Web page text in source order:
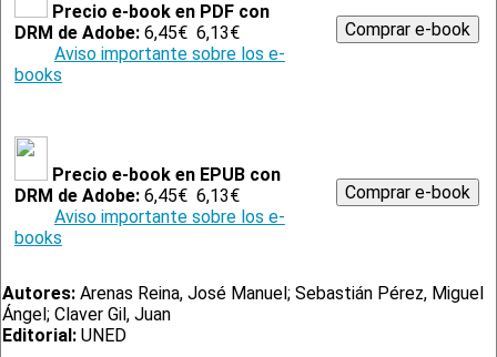
Precio e-book en PDF con
DRM de Adobe: 6,45€ 6,13€
Aviso importante sobre los e-
books
Precio e-book en EPUB con
DRM de Adobe: 6,45€ 6,13€
Aviso importante sobre los e-
books
Autores: Arenas Reina, José Manuel; Sebastián Pérez, Miguel
Ángel; Claver Gil, Juan
Editorial: UNED